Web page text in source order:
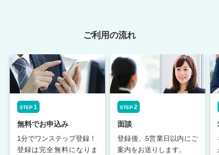
ご利用の流れ
STEP1
無料でお申込み
1分でワンステップ登録！
登録は完全無料になりま
STEP2
面談
登録後、5営業日以内にご
案内をお送りします。